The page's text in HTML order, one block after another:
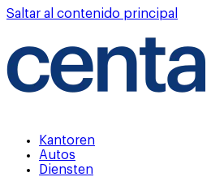
Saltar al contenido principal
Kantoren
Autos
Diensten